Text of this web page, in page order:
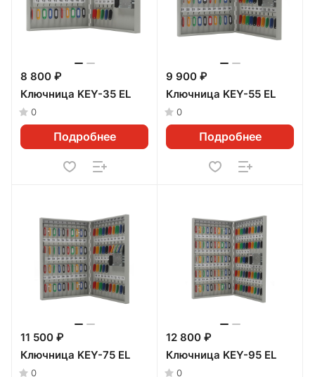
8 800 ₽
Ключница KEY-35 EL
0
Подробнее
9 900 ₽
Ключница KEY-55 EL
0
Подробнее
11 500 ₽
Ключница KEY-75 EL
0
12 800 ₽
Ключница KEY-95 EL
0